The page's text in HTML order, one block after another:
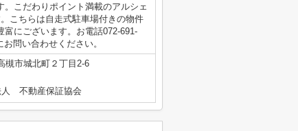
こだわりポイント満載のアルシェ
こちらは自走式駐車場付きの物件
にございます。お電話072-691-
問い合わせください。
槻市城北町２丁目2-6
人 不動産保証協会